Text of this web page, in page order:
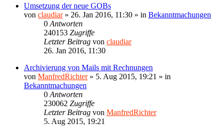
Umsetzung der neue GOBs
von claudiar» 26. Jan 2016, 11:30 » in Bekanntmachungen
0 Antworten
240153 Zugriffe
Letzter Beitrag von claudiar
26. Jan 2016, 11:30
Archivierung von Mails mit Rechnungen
von ManfredRichter» 5. Aug 2015, 19:21 » in
Bekanntmachungen
0 Antworten
230062 Zugriffe
Letzter Beitrag von ManfredRichter
5. Aug 2015, 19:21